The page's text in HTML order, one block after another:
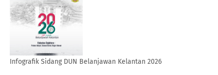
Infografik Sidang DUN Belanjawan Kelantan 2026